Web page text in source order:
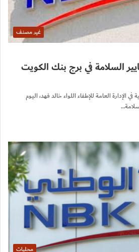
غير مصنف
السلامة في برج بنك الكويت
الإدارة العامة للإطفاء اللواء خالد فهد، اليوم
محليات